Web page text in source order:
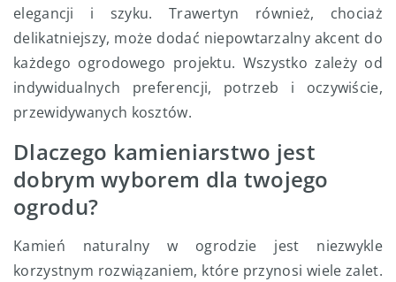
elegancji i szyku. Trawertyn również, chociaż
delikatniejszy, może dodać niepowtarzalny akcent do
każdego ogrodowego projektu. Wszystko zależy od
indywidualnych preferencji, potrzeb i oczywiście,
przewidywanych kosztów.
Dlaczego kamieniarstwo jest
dobrym wyborem dla twojego
ogrodu?
Kamień naturalny w ogrodzie jest niezwykle
korzystnym rozwiązaniem, które przynosi wiele zalet.